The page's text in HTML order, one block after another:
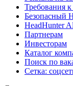
Требования
Безопасный
HeadHunter
Партнерам
Инвесторам
Каталог
Поиск по
Сетка: